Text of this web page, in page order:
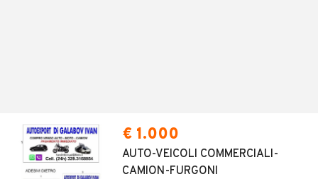
€ 1.000
AUTO-VEICOLI COMMERCIALI-
CAMION-FURGONI